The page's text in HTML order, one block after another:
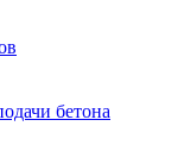
бетона